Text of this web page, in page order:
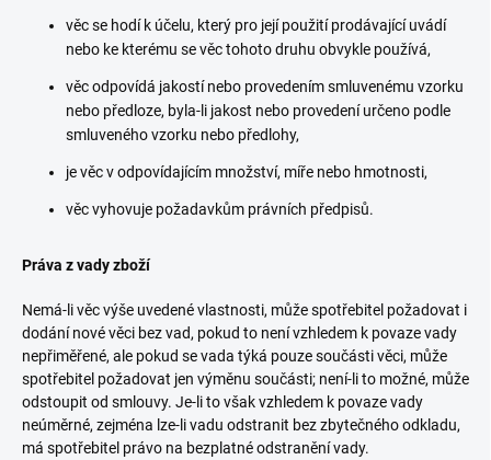
věc se hodí k účelu, který pro její použití prodávající uvádí
nebo ke kterému se věc tohoto druhu obvykle používá,
věc odpovídá jakostí nebo provedením smluvenému vzorku
nebo předloze, byla-li jakost nebo provedení určeno podle
smluveného vzorku nebo předlohy,
je věc v odpovídajícím množství, míře nebo hmotnosti,
věc vyhovuje požadavkům právních předpisů.
Práva z vady zboží
Nemá-li věc výše uvedené vlastnosti, může spotřebitel požadovat i
dodání nové věci bez vad, pokud to není vzhledem k povaze vady
nepřiměřené, ale pokud se vada týká pouze součásti věci, může
spotřebitel požadovat jen výměnu součásti; není-li to možné, může
odstoupit od smlouvy. Je-li to však vzhledem k povaze vady
neúměrné, zejména lze-li vadu odstranit bez zbytečného odkladu,
má spotřebitel právo na bezplatné odstranění vady.